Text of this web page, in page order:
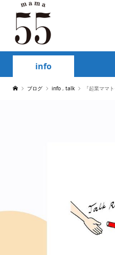
info
ブログ info , talk 『起業ママ